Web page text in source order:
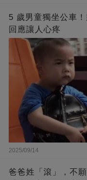
5 歲男童獨坐公車
回應讓人心疼
2025/09/14
爸爸姓「滾」，不